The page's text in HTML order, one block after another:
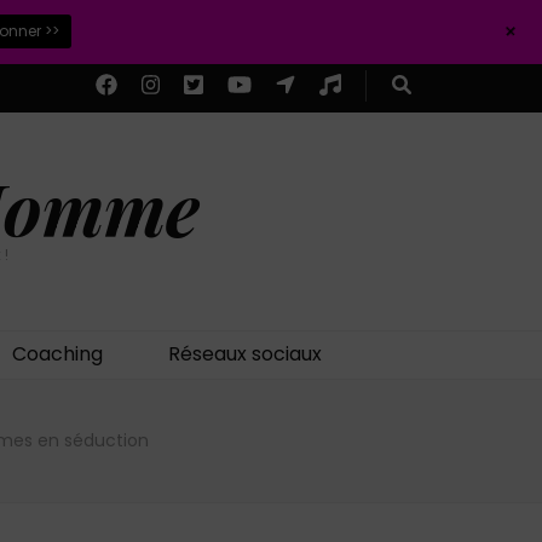
Coaching Réseaux sociaux
en séduction
>> +